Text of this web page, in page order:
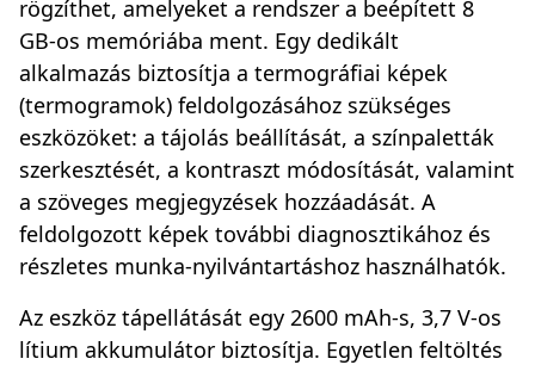
rögzíthet, amelyeket a rendszer a beépített 8
GB-os memóriába ment. Egy dedikált
alkalmazás biztosítja a termográfiai képek
(termogramok) feldolgozásához szükséges
eszközöket: a tájolás beállítását, a színpaletták
szerkesztését, a kontraszt módosítását, valamint
a szöveges megjegyzések hozzáadását. A
feldolgozott képek további diagnosztikához és
részletes munka-nyilvántartáshoz használhatók.
Az eszköz tápellátását egy 2600 mAh-s, 3,7 V-os
lítium akkumulátor biztosítja. Egyetlen feltöltés